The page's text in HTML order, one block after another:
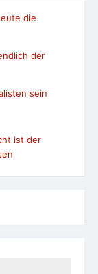
die
der
sein
ist der